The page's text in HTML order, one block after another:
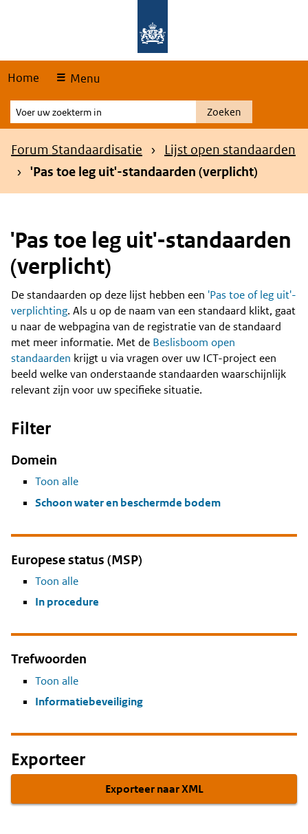
Home Menu
Voer
uw
zoekterm
Zoeken
Kruimelpad
Forum Standaardisatie
Lijst open standaarden
'Pas toe leg uit'-standaarden (verplicht)
'Pas toe leg uit'-standaarden
(verplicht)
Content
De standaarden op deze lijst hebben een 'Pas toe of leg uit'-
verplichting. Als u op de naam van een standaard klikt, gaat
u naar de webpagina van de registratie van de standaard
met meer informatie. Met de Beslisboom open
standaarden krijgt u via vragen over uw ICT-project een
beeld welke van onderstaande standaarden waarschijnlijk
relevant zijn voor uw specifieke situatie.
Filter
Domein
Toon alle
Schoon water en beschermde bodem
Europese status (MSP)
Toon alle
In procedure
Trefwoorden
Toon alle
Informatiebeveiliging
Exporteer
Exporteer naar XML